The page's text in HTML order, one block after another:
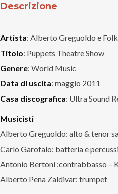
Descrizione
Artista: Alberto Greguoldo e
Titolo: Puppets Theatre Show
Genere: World Music
Data di uscita: maggio 2011
Casa discografica: Ultra Sound
Musicisti
Alberto Greguoldo: alto & tenor
Carlo Garofalo: batteria e
Antonio Bertoni :contrabbasso –
Alberto Pena Zaldivar: trumpet